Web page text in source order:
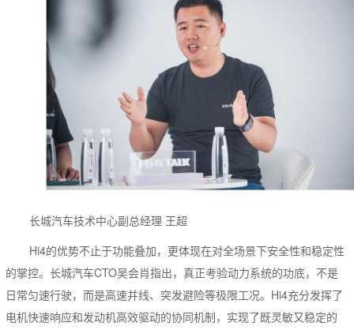
长城汽车技术中心副总经理 王超
Hi4的优势不止于功能叠加，更体现在对全场景下安全性和稳定性
的掌控。长城汽车CTO吴会肖指出，真正考验动力系统的功底，不是
日常匀速行驶，而是高速并线、突发避险等极限工况。Hi4充分发挥了
电机快速响应和发动机高效驱动的协同机制，实现了既灵敏又稳定的